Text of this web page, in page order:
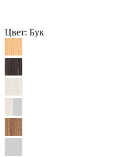
Цвет: Бук